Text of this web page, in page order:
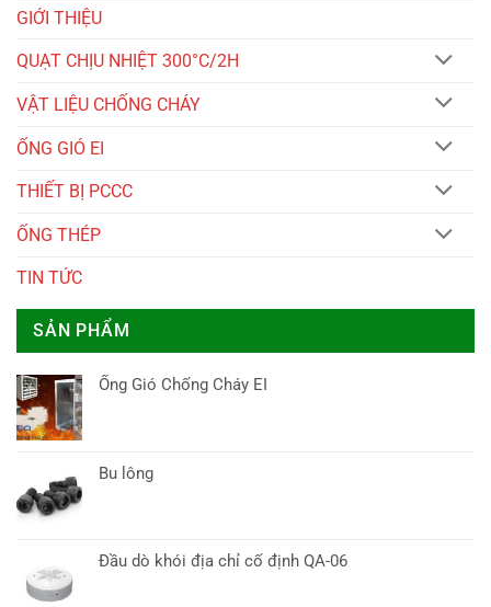
GIỚI THIỆU
QUẠT CHỊU NHIỆT 300°C/2H
VẬT LIỆU CHỐNG CHÁY
ỐNG GIÓ EI
THIẾT BỊ PCCC
ỐNG THÉP
TIN TỨC
SẢN PHẨM
Ống Gió Chống Cháy EI
Bu lông
Đầu dò khói địa chỉ cố định QA-06